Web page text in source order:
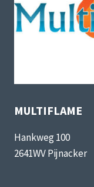
MULTIFLAME
Hankweg 100
2641WV Pijnacker